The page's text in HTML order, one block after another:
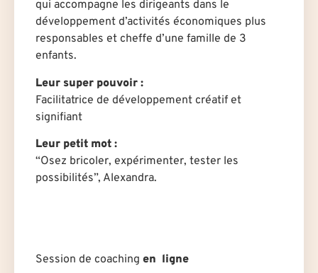
qui accompagne les dirigeants dans le
développement d’activités économiques plus
responsables et cheffe d’une famille de 3
enfants.
Leur super pouvoir :
Facilitatrice de développement créatif et
signifiant
Leur petit mot :
“Osez bricoler, expérimenter, tester les
possibilités”, Alexandra.
Session de coaching en ligne